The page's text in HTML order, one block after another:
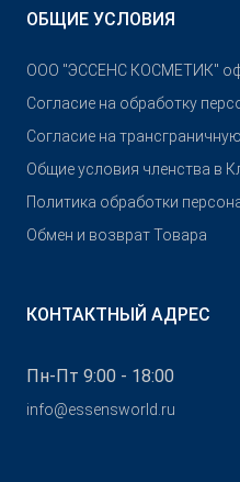
ОБЩИЕ УСЛОВИЯ
OOO "ЭССЕНС КОСМЕТИК"
Согласие на обработку
Согласие на
Общие условия членства в
Политика обработки
Обмен и возврат Товара
КОНТАКТНЫЙ АДРЕС
Пн-Пт 9:00 - 18:00
info@essensworld.ru